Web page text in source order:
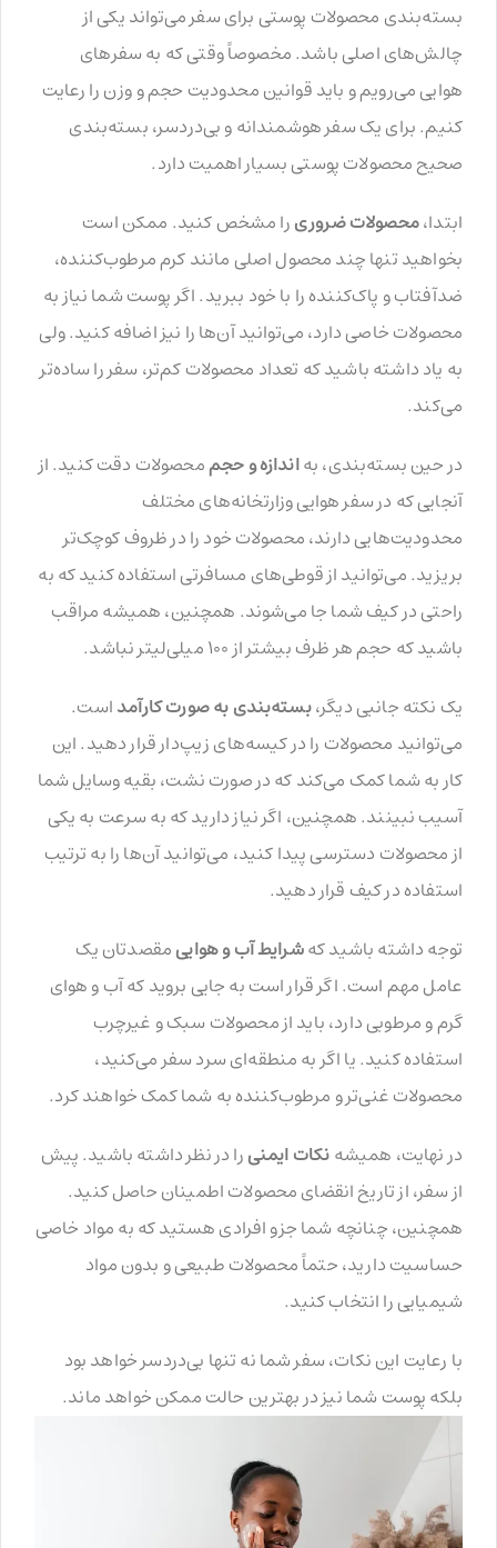
بسته‌بندی محصولات پوستی برای سفر می‌تواند یکی از
چالش‌های اصلی باشد. مخصوصاً وقتی که به سفرهای
هوایی می‌رویم و باید قوانین محدودیت حجم و وزن را رعایت
کنیم. برای یک سفر هوشمندانه و بی‌دردسر، بسته‌بندی
صحیح محصولات پوستی بسیار اهمیت دارد.
ابتدا،محصولات ضروریرا مشخص کنید. ممکن است
بخواهید تنها چند محصول اصلی مانند کرم مرطوب‌کننده،
ضدآفتاب و پاک‌کننده را با خود ببرید. اگر پوست شما نیاز به
محصولات خاصی دارد، می‌توانید آن‌ها را نیز اضافه کنید. ولی
به یاد داشته باشید که تعداد محصولات کم‌تر، سفر را ساده‌تر
می‌کند.
در حین بسته‌بندی، بهاندازه و حجممحصولات دقت کنید. از
آنجایی که در سفر هوایی وزارتخانه‌های مختلف
محدودیت‌هایی دارند، محصولات خود را در ظروف کوچک‌تر
بریزید. می‌توانید از قوطی‌های مسافرتی استفاده کنید که به
راحتی در کیف شما جا می‌شوند. همچنین، همیشه مراقب
باشید که حجم هر ظرف بیشتر از ۱۰۰ میلی‌لیتر نباشد.
یک نکته جانبی دیگر،بسته‌بندی به صورت کارآمداست.
می‌توانید محصولات را در کیسه‌های زیپ‌دار قرار دهید. این
کار به شما کمک می‌کند که در صورت نشت، بقیه وسایل شما
آسیب نبینند. همچنین، اگر نیاز دارید که به سرعت به یکی
از محصولات دسترسی پیدا کنید، می‌توانید آن‌ها را به ترتیب
استفاده در کیف قرار دهید.
توجه داشته باشید کهشرایط آب و هواییمقصدتان یک
عامل مهم است. اگر قرار است به جایی بروید که آب و هوای
گرم و مرطوبی دارد، باید از محصولات سبک و غیرچرب
استفاده کنید. یا اگر به منطقه‌ای سرد سفر می‌کنید،
محصولات غنی‌تر و مرطوب‌کننده به شما کمک خواهند کرد.
در نهایت، همیشهنکات ایمنیرا در نظر داشته باشید. پیش
از سفر، از تاریخ انقضای محصولات اطمینان حاصل کنید.
همچنین، چنانچه شما جزو افرادی هستید که به مواد خاصی
حساسیت دارید، حتماً محصولات طبیعی و بدون مواد
شیمیایی را انتخاب کنید.
با رعایت این نکات، سفر شما نه تنها بی‌دردسر خواهد بود
بلکه پوست شما نیز در بهترین حالت ممکن خواهد ماند.